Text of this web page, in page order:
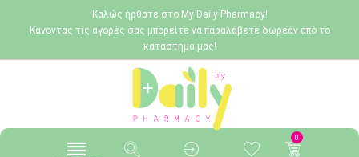
Καλώς ήρθατε στο My Daily Pharmacy!
Κάνοντας τις αγορές σας μπορείτε να παραλάβετε δωρεάν από το
κατάστημα μας!
0